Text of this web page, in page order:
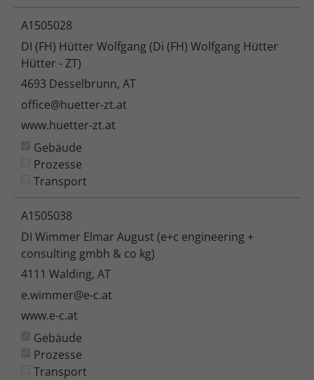
A1505028
DI (FH) Hütter Wolfgang (Di (FH) Wolfgang Hütter
Hütter - ZT)
4693 Desselbrunn, AT
office@huetter-zt.at
www.huetter-zt.at
Gebäude
Prozesse
Transport
A1505038
DI Wimmer Elmar August (e+c engineering +
consulting gmbh & co kg)
4111 Walding, AT
e.wimmer@e-c.at
www.e-c.at
Gebäude
Prozesse
Transport